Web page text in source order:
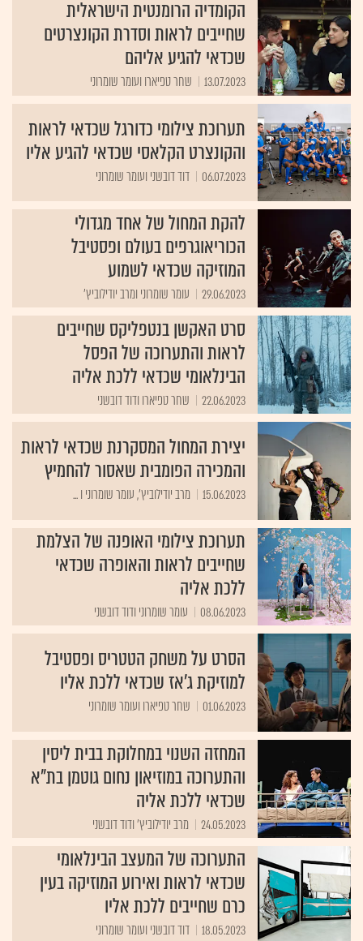
הקומדיה הרומנטית הישראלית
שחייבים לראות וסדרת הקונצרטים
שכדאי להגיע אליהם
13.07.2023 שחר טפיארו ועומר שומרוני
תערוכת צילומי כדורגל שכדאי לראות
והקונצרט הקלאסי שכדאי להגיע אליו
06.07.2023 דוד דובשני ועומר שומרוני
להקת המחול של אחד מגדולי
הכוריאוגרפים בעולם ופסטיבל
המוזיקה שכדאי לשמוע
29.06.2023 עומר שומרוני ומרב יודילוביץ'
סרט האקשן בנטפליקס שחייבים
לראות והתערוכה של הפסל
הבינלאומי שכדאי ללכת אליה
22.06.2023 שחר טפיארו ודוד דובשני
יצירת המחול המסקרנת שכדאי לראות
והמכירה הפומבית שאסור להחמיץ
15.06.2023 מרב יודילוביץ', עומר שומרוני ו ...
תערוכת צילומי האופנה של הצלמת
שחייבים לראות והאופרה שכדאי
ללכת אליה
08.06.2023 עומר שומרוני ודוד דובשני
הסרט על משחק הטטריס ופסטיבל
למוזיקת ג'אז שכדאי ללכת אליו
01.06.2023 שחר טפיארו ועומר שומרוני
המחזה השנוי במחלוקת בבית ליסין
והתערוכה במוזיאון נחום גוטמן בת"א
שכדאי ללכת אליה
24.05.2023 מרב יודילוביץ' ודוד דובשני
התערוכה של המעצב הבינלאומי
שכדאי לראות ואירוע המוזיקה בעין
כרם שחייבים ללכת אליו
18.05.2023 דוד דובשני ועומר שומרוני